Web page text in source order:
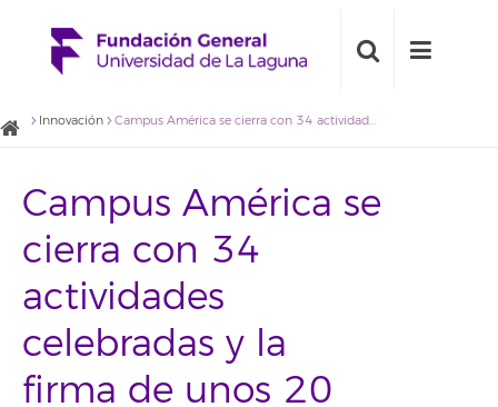
Innovación Campus América se cierra con 34 actividades celebradas y la firma de unos 20 convenios internacionales
Campus América se
cierra con 34
actividades
celebradas y la
firma de unos 20